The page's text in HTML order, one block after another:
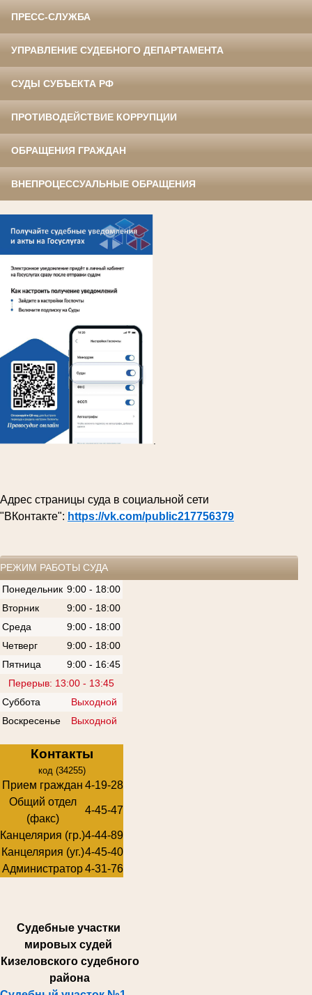
ПРЕСС-СЛУЖБА
УПРАВЛЕНИЕ СУДЕБНОГО ДЕПАРТАМЕНТА
СУДЫ СУБЪЕКТА РФ
ПРОТИВОДЕЙСТВИЕ КОРРУПЦИИ
ОБРАЩЕНИЯ ГРАЖДАН
ВНЕПРОЦЕССУАЛЬНЫЕ ОБРАЩЕНИЯ
Адрес страницы суда в социальной сети
"ВКонтакте": https://vk.com/public217756379
РЕЖИМ РАБОТЫ СУДА
Понедельник 9:00 - 18:00
Вторник
9:00 - 18:00
Среда
9:00 - 18:00
Четверг
9:00 - 18:00
Пятница
9:00 - 16:45
Перерыв: 13:00 - 13:45
Суббота
Выходной
Воскресенье
Выходной
Контакты
код (34255)
Прием граждан 4-19-28
Общий отдел
(факс)
4-45-47
Канцелярия (гр.)4-44-89
Канцелярия (уг.)4-45-40
Администратор4-31-76
Судебные участки
мировых судей
Кизеловского судебного
района